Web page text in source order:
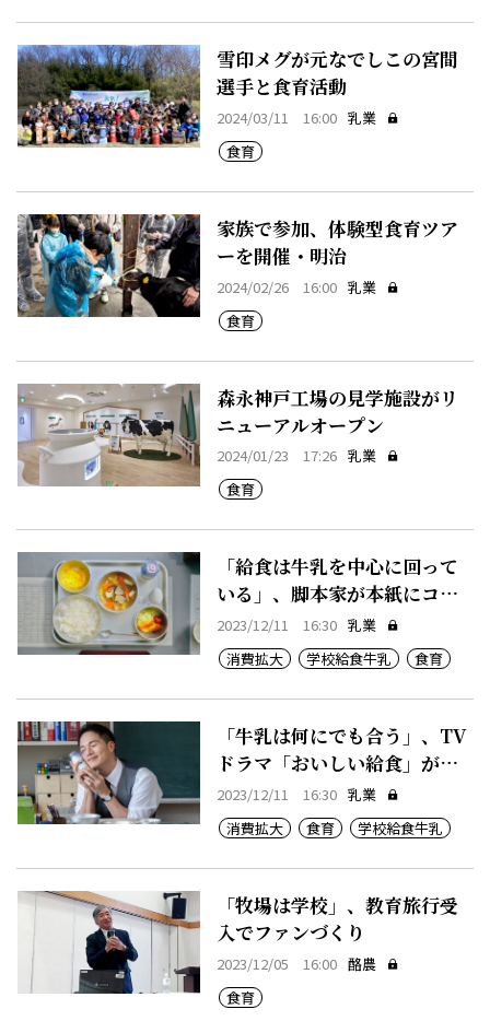
雪印メグが元なでしこの宮間
選手と食育活動
2024/03/11 16:00 乳業
食育
家族で参加、体験型食育ツア
ーを開催・明治
2024/02/26 16:00 乳業
食育
森永神戸工場の見学施設がリ
ニューアルオープン
2024/01/23 17:26 乳業
食育
「給食は牛乳を中心に回って
いる」、脚本家が本紙にコメ
ント
2023/12/11 16:30 乳業
消費拡大
学校給食牛乳 食育
「牛乳は何にでも合う」、TV
ドラマ「おいしい給食」が話
題
2023/12/11 16:30 乳業
消費拡大
食育 学校給食牛乳
「牧場は学校」、教育旅行受
入でファンづくり
2023/12/05 16:00 酪農
食育